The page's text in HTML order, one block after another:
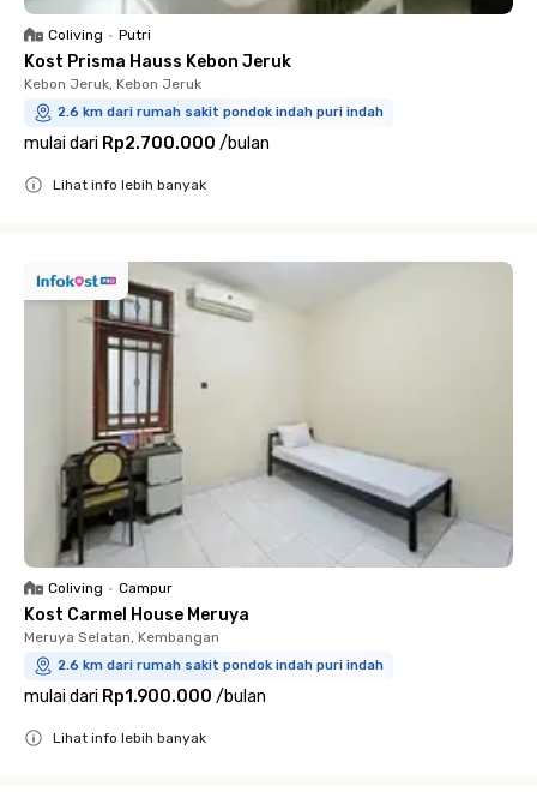
Coliving • Putri
Kost Prisma Hauss Kebon Jeruk
Kebon Jeruk, Kebon Jeruk
2.6 km dari rumah sakit pondok indah puri indah
mulai dari Rp2.700.000 /bulan
Lihat info lebih banyak
Coliving • Campur
Kost Carmel House Meruya
Meruya Selatan, Kembangan
2.6 km dari rumah sakit pondok indah puri indah
mulai dari Rp1.900.000 /bulan
Lihat info lebih banyak